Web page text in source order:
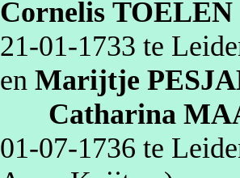
Cornelis TOELEN
21‑01‑1733 te
enMarijtje
Catharina
01‑07‑1736 te